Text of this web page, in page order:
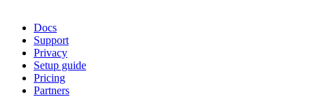
Docs
Support
Privacy
Setup guide
Pricing
Partners